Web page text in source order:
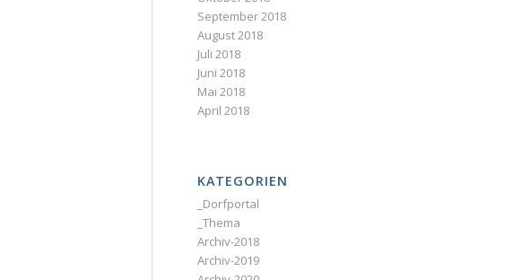
September 2018
August 2018
Juli 2018
Juni 2018
Mai 2018
April 2018
KATEGORIEN
_Dorfportal
_Thema
Archiv-2018
Archiv-2019